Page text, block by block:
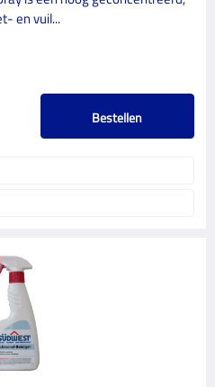
en vuil...
Bestellen